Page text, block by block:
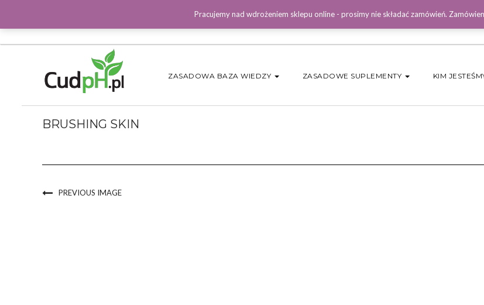
ZASADOWA BAZA WIEDZY ZASADOWE SUPLEMENTY KIM
BRUSHING SKIN
PREVIOUS IMAGE
Pracujemy nad wdrożeniem sklepu online - prosimy nie składać zamówień.